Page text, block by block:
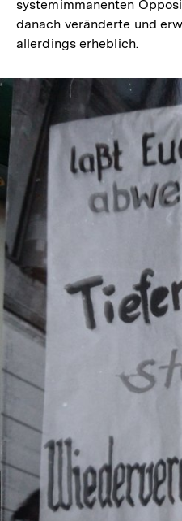
systemimmanenten
danach veränderte und
allerdings erheblich.